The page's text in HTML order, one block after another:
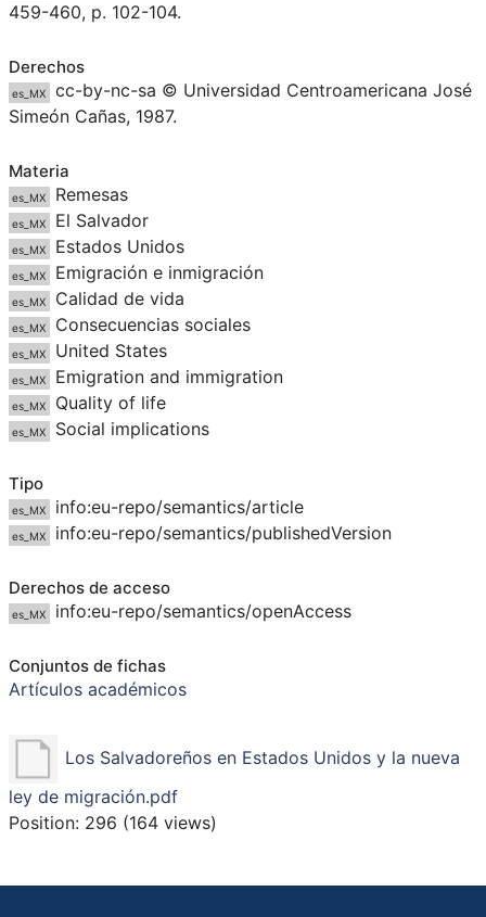
459-460, p. 102-104.
Derechos
es_MX
cc-by-nc-sa © Universidad Centroamericana José
Simeón Cañas, 1987.
Materia
es_MX Remesas
es_MX El Salvador
es_MX Estados Unidos
es_MX Emigración e inmigración
es_MX Calidad de vida
es_MX Consecuencias sociales
es_MX United States
es_MX Emigration and immigration
es_MX Quality of life
es_MX Social implications
Tipo
es_MX info:eu-repo/semantics/article
es_MX info:eu-repo/semantics/publishedVersion
Derechos de acceso
es_MX info:eu-repo/semantics/openAccess
Conjuntos de fichas
Artículos académicos
Los Salvadoreños en Estados Unidos y la nueva
ley de migración.pdf
Position: 296 (164views)